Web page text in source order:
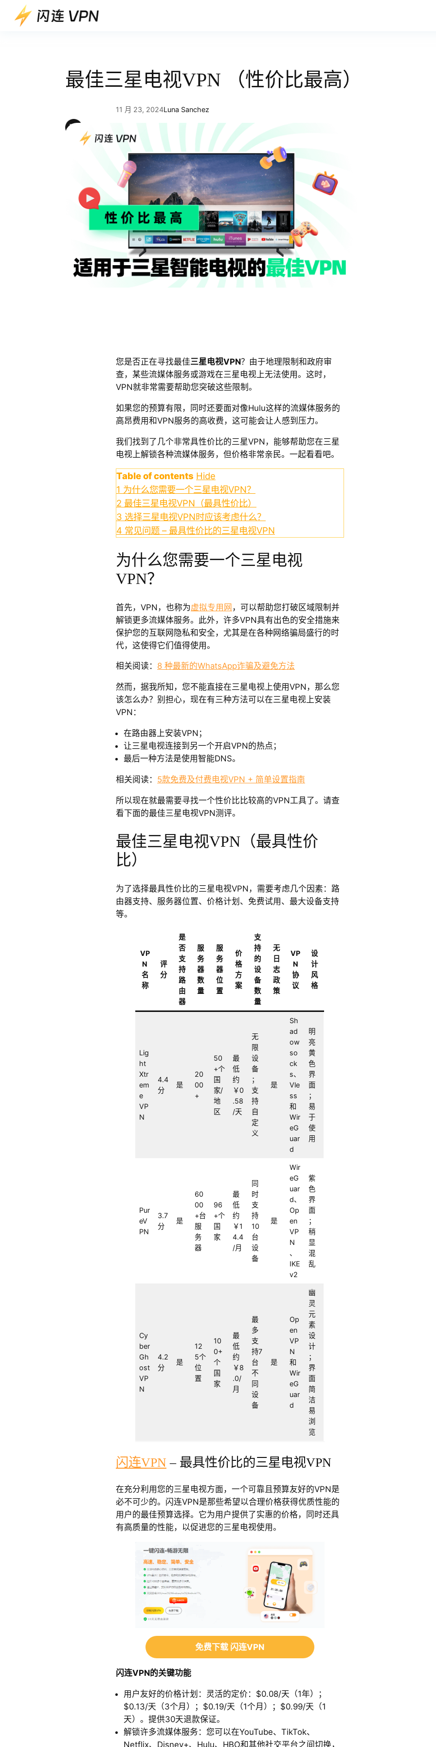
最佳三星电视VPN （性价比最高）
11 月 23, 2024Luna Sanchez
您是否正在寻找最佳三星电视VPN？由于地理限制和政府审
查，某些流媒体服务或游戏在三星电视上无法使用。这时，
VPN就非常需要帮助您突破这些限制。
如果您的预算有限，同时还要面对像Hulu这样的流媒体服务的
高昂费用和VPN服务的高收费，这可能会让人感到压力。
我们找到了几个非常具性价比的三星VPN，能够帮助您在三星
电视上解锁各种流媒体服务，但价格非常亲民。一起看看吧。
Table of contents Hide
1 为什么您需要一个三星电视VPN？
2 最佳三星电视VPN（最具性价比）
3 选择三星电视VPN时应该考虑什么？
4 常见问题 – 最具性价比的三星电视VPN
为什么您需要一个三星电视
VPN？
首先，VPN，也称为虚拟专用网 ，可以帮助您打破区域限制并
解锁更多流媒体服务。此外，许多VPN具有出色的安全措施来
保护您的互联网隐私和安全，尤其是在各种网络骗局盛行的时
代，这使得它们值得使用。
相关阅读： 8 种最新的WhatsApp诈骗及避免方法
然而，据我所知，您不能直接在三星电视上使用VPN，那么您
该怎么办？别担心，现在有三种方法可以在三星电视上安装
VPN：
在路由器上安装VPN；
让三星电视连接到另一个开启VPN的热点；
最后一种方法是使用智能DNS。
相关阅读： 5款免费及付费电视VPN + 简单设置指南
所以现在就最需要寻找一个性价比比较高的VPN工具了。请查
看下面的最佳三星电视VPN测评。
最佳三星电视VPN（最具性价
比）
为了选择最具性价比的三星电视VPN，需要考虑几个因素：路
由器支持、服务器位置、价格计划、免费试用、最大设备支持
等。
VP
N
名
称
评
分
是
否
支
持
路
由
器
服
务
器
数
量
服
务
器
位
置
价
格
方
案
支
持
的
设
备
数
量
无
日
志
政
策
VP
N
协
议
设
计
风
格
Lig
ht
Xtr
em
e
VP
N
4.4
分
是
20
00
+
50
+个
国
家/
地
区
最
低
约
￥0
.58
/天
无
限
设
备
；
支
持
自
定
义
是
Sh
ad
ow
so
ck
s、
Vle
ss
和
Wir
eG
uar
d
明
亮
黄
色
界
面
；
易
于
使
用
Pur
eV
PN
3.7
分
是
60
00
+台
服
务
器
96
+个
国
家
最
低
约
￥1
4.4
/月
同
时
支
持
10
台
设
备
是
Wir
eG
uar
d、
Op
en
VP
N
、
IKE
v2
紫
色
界
面
；
稍
显
混
乱
Cy
ber
Gh
ost
VP
N
4.2
分
是
12
5个
位
置
10
0+
个
国
家
最
低
约
￥8
.0/
月
最
多
支
持7
台
不
同
设
备
是
Op
en
VP
N
和
Wir
eG
uar
d
幽
灵
元
素
设
计
；
界
面
简
洁
易
浏
览
闪连VPN – 最具性价比的三星电视VPN
在充分利用您的三星电视方面，一个可靠且预算友好的VPN是
必不可少的。闪连VPN是那些希望以合理价格获得优质性能的
用户的最佳预算选择。它为用户提供了实惠的价格，同时还具
有高质量的性能，以促进您的三星电视使用。
免费下载 闪连VPN
闪连VPN的关键功能
用户友好的价格计划：灵活的定价：$0.08/天（1年）；
$0.13/天（3个月）；$0.19/天（1个月）；$0.99/天（1
天）。提供30天退款保证。
解锁许多流媒体服务：您可以在YouTube、TikTok、
Netflix、Disney+、Hulu、HBO和其他社交平台之间切换，